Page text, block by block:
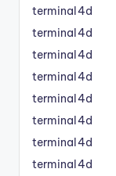
terminal4d
terminal4d
terminal4d
terminal4d
terminal4d
terminal4d
terminal4d
terminal4d